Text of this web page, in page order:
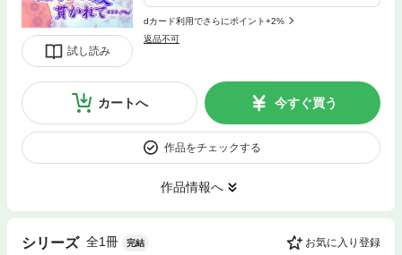
試し読み
dカード利用でさらにポイント+2%
返品不可
カートへ 今すぐ買う
作品をチェックする
作品情報へ
シリーズ 全1冊 完結 お気に入り登録